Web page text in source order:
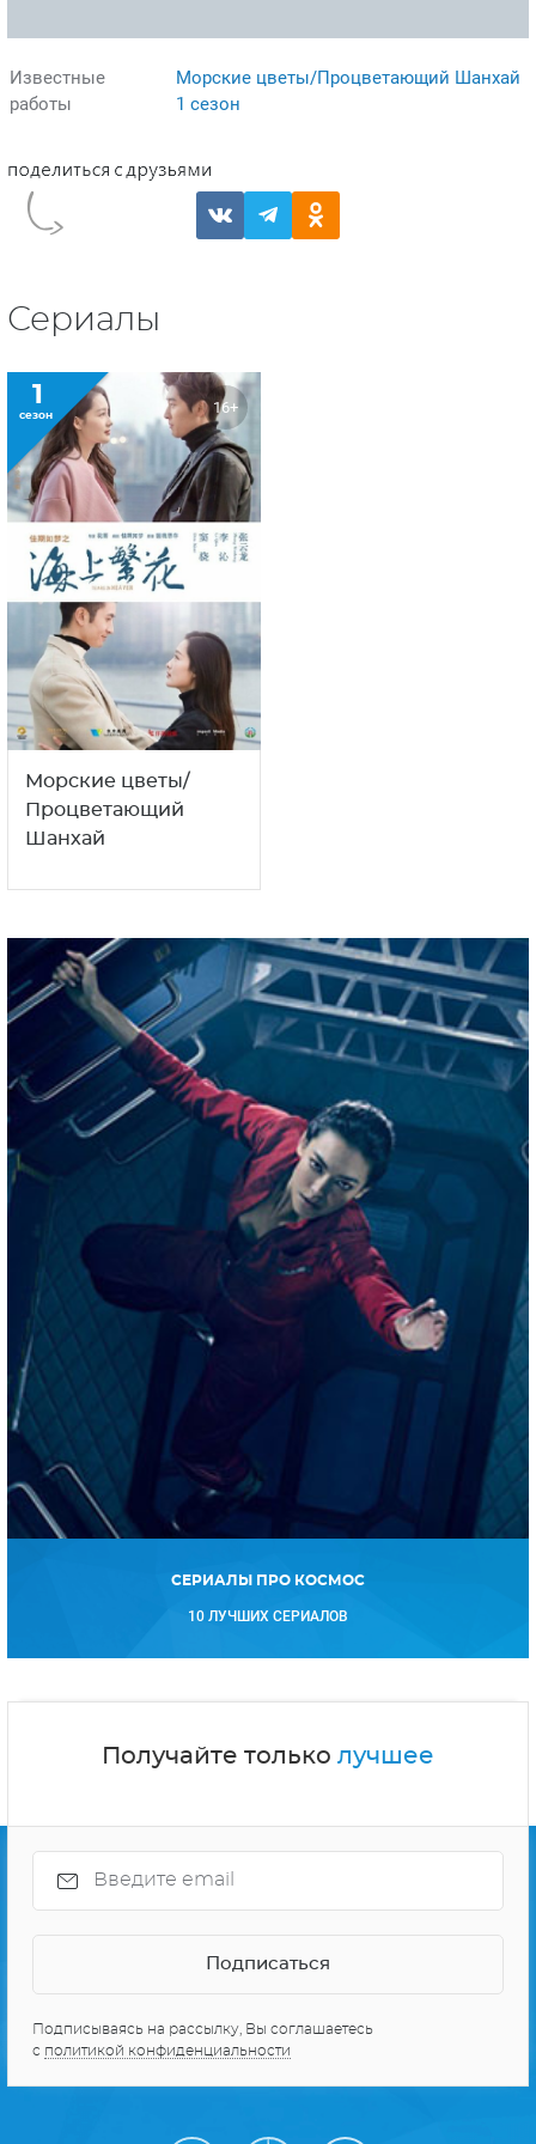
Известные
работы
Морские цветы/Процветающий Шанхай
1 сезон
Сериалы
1
сезон 16+
Морские цветы/
Процветающий
Шанхай
СЕРИАЛЫ ПРО КОСМОС
10 ЛУЧШИХ СЕРИАЛОВ
Получайте только лучшее
Подписываясь на рассылку, Вы соглашаетесь
с политикой конфиденциальности